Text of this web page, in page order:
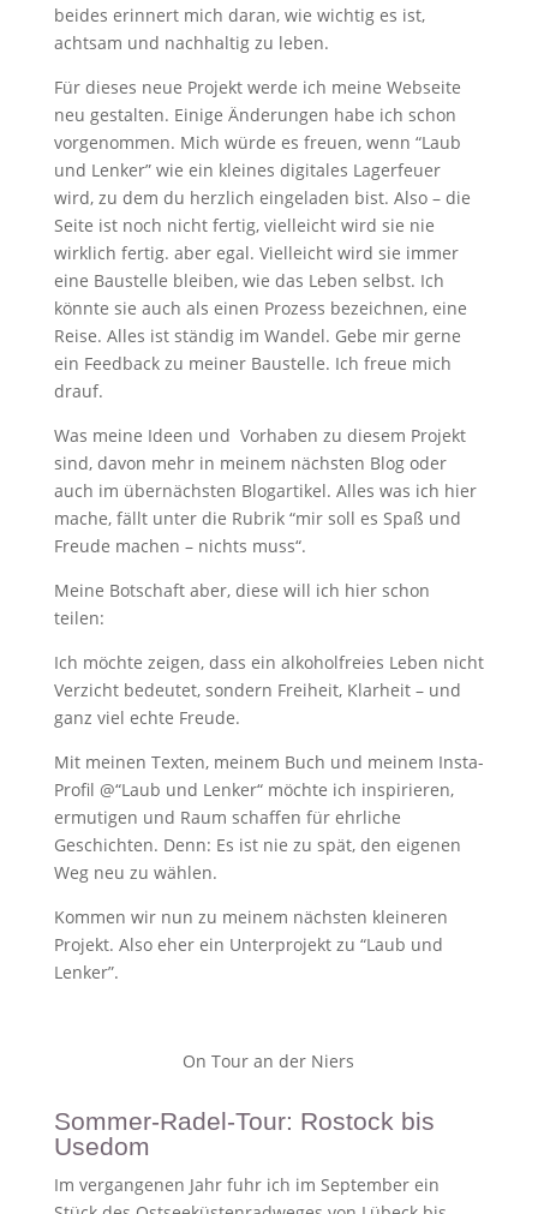
beides erinnert mich daran, wie wichtig es ist,
achtsam und nachhaltig zu leben.
Für dieses neue Projekt werde ich meine Webseite
neu gestalten. Einige Änderungen habe ich schon
vorgenommen. Mich würde es freuen, wenn “Laub
und Lenker” wie ein kleines digitales Lagerfeuer
wird, zu dem du herzlich eingeladen bist. Also – die
Seite ist noch nicht fertig, vielleicht wird sie nie
wirklich fertig. aber egal. Vielleicht wird sie immer
eine Baustelle bleiben, wie das Leben selbst. Ich
könnte sie auch als einen Prozess bezeichnen, eine
Reise. Alles ist ständig im Wandel. Gebe mir gerne
ein Feedback zu meiner Baustelle. Ich freue mich
drauf.
Was meine Ideen und Vorhaben zu diesem Projekt
sind, davon mehr in meinem nächsten Blog oder
auch im übernächsten Blogartikel. Alles was ich hier
mache, fällt unter die Rubrik “mir soll es Spaß und
Freude machen – nichts muss“.
Meine Botschaft aber, diese will ich hier schon
teilen:
Ich möchte zeigen, dass ein alkoholfreies Leben nicht
Verzicht bedeutet, sondern Freiheit, Klarheit – und
ganz viel echte Freude.
Mit meinen Texten, meinem Buch und meinem Insta-
Profil @“Laub und Lenker“ möchte ich inspirieren,
ermutigen und Raum schaffen für ehrliche
Geschichten. Denn: Es ist nie zu spät, den eigenen
Weg neu zu wählen.
Kommen wir nun zu meinem nächsten kleineren
Projekt. Also eher ein Unterprojekt zu “Laub und
Lenker”.
On Tour an der Niers
Sommer-Radel-Tour: Rostock bis
Usedom
Im vergangenen Jahr fuhr ich im September ein